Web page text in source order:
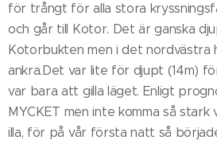
för trångt för alla stora
och går till Kotor. Det är ganska
Kotorbukten men i det
ankra.Det var lite för djupt (14m)
var bara att gilla läget. Enligt
MYCKET men inte komma så
illa, för på vår första natt så